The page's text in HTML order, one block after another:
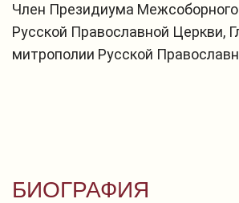
Член Президиума Межсоборного
Русской Православной Церкви,
митрополии Русской
БИОГРАФИЯ